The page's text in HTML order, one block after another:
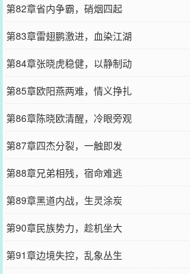
第82章省内争霸，硝烟四起
第83章雷翅鹏激进，血染江湖
第84章张晓虎稳健，以静制动
第85章欧阳燕两难，情义挣扎
第86章陈晓欧清醒，冷眼旁观
第87章四杰分裂，一触即发
第88章兄弟相残，宿命难逃
第89章黑道内战，生灵涂炭
第90章民族势力，趁机坐大
第91章边境失控，乱象丛生